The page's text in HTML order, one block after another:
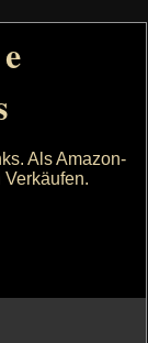
Als Amazon-